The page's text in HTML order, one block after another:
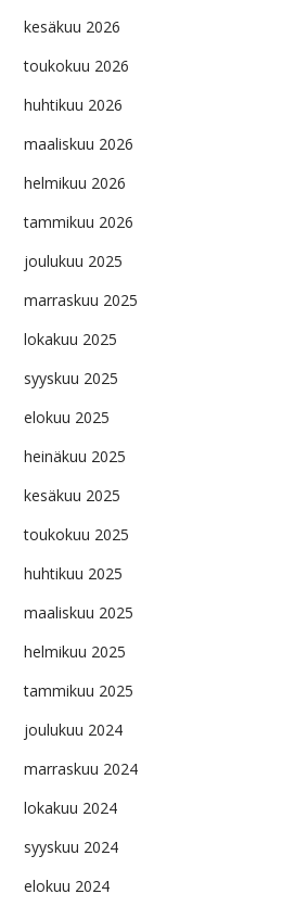
kesäkuu 2026
toukokuu 2026
huhtikuu 2026
maaliskuu 2026
helmikuu 2026
tammikuu 2026
joulukuu 2025
marraskuu 2025
lokakuu 2025
syyskuu 2025
elokuu 2025
heinäkuu 2025
kesäkuu 2025
toukokuu 2025
huhtikuu 2025
maaliskuu 2025
helmikuu 2025
tammikuu 2025
joulukuu 2024
marraskuu 2024
lokakuu 2024
syyskuu 2024
elokuu 2024